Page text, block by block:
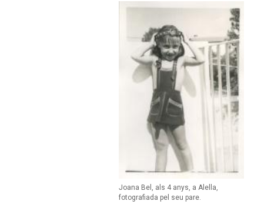
Joana Bel, als 4 anys, a Alella,
fotografiada pel seu pare.